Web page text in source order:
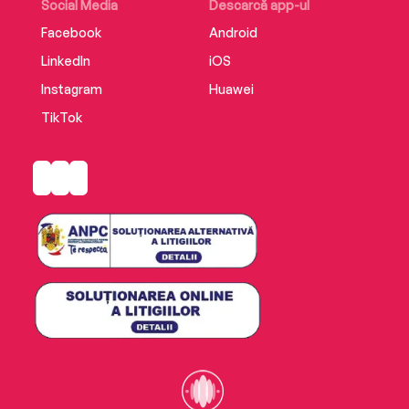
Social Media
Facebook
LinkedIn
Instagram
TikTok
Descarcă app-ul
Android
iOS
Huawei